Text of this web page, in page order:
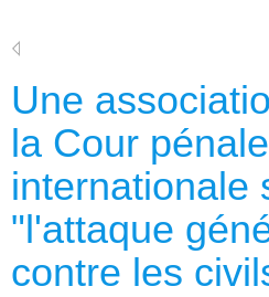
Une
la Cour pénale
internationale
"l'attaque
contre les